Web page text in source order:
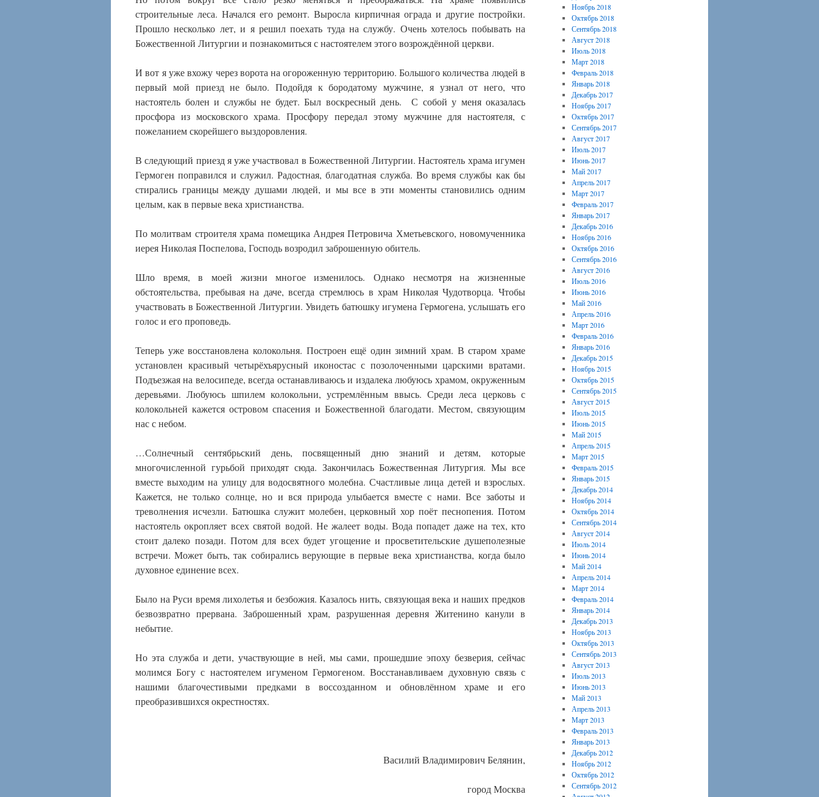
строительные леса. Начался его ремонт. Выросла кирпичная ограда и другие постройки.
Прошло несколько лет, и я решил поехать туда на службу. Очень хотелось побывать на
Божественной Литургии и познакомиться с настоятелем этого возрождённой церкви.
И вот я уже вхожу через ворота на огороженную территорию. Большого количества людей в
первый мой приезд не было. Подойдя к бородатому мужчине, я узнал от него, что
настоятель болен и службы не будет. Был воскресный день. С собой у меня оказалась
просфора из московского храма. Просфору передал этому мужчине для настоятеля, с
пожеланием скорейшего выздоровления.
В следующий приезд я уже участвовал в Божественной Литургии. Настоятель храма игумен
Гермоген поправился и служил. Радостная, благодатная служба. Во время службы как бы
стирались границы между душами людей, и мы все в эти моменты становились одним
целым, как в первые века христианства.
По молитвам строителя храма помещика Андрея Петровича Хметьевского, новомученника
иерея Николая Поспелова, Господь возродил заброшенную обитель.
Шло время, в моей жизни многое изменилось. Однако несмотря на жизненные
обстоятельства, пребывая на даче, всегда стремлюсь в храм Николая Чудотворца. Чтобы
участвовать в Божественной Литургии. Увидеть батюшку игумена Гермогена, услышать его
голос и его проповедь.
Теперь уже восстановлена колокольня. Построен ещё один зимний храм. В старом храме
установлен красивый четырёхъярусный иконостас с позолоченными царскими вратами.
Подъезжая на велосипеде, всегда останавливаюсь и издалека любуюсь храмом, окруженным
деревьями. Любуюсь шпилем колокольни, устремлённым ввысь. Среди леса церковь с
колокольней кажется островом спасения и Божественной благодати. Местом, связующим
нас с небом.
…Солнечный сентябрьский день, посвященный дню знаний и детям, которые
многочисленной гурьбой приходят сюда. Закончилась Божественная Литургия. Мы все
вместе выходим на улицу для водосвятного молебна. Счастливые лица детей и взрослых.
Кажется, не только солнце, но и вся природа улыбается вместе с нами. Все заботы и
треволнения исчезли. Батюшка служит молебен, церковный хор поёт песнопения. Потом
настоятель окропляет всех святой водой. Не жалеет воды. Вода попадет даже на тех, кто
стоит далеко позади. Потом для всех будет угощение и просветительские душеполезные
встречи. Может быть, так собирались верующие в первые века христианства, когда было
духовное единение всех.
Было на Руси время лихолетья и безбожия. Казалось нить, связующая века и наших предков
безвозвратно прервана. Заброшенный храм, разрушенная деревня Житенино канули в
небытие.
Но эта служба и дети, участвующие в ней, мы сами, прошедшие эпоху безверия, сейчас
молимся Богу с настоятелем игуменом Гермогеном. Восстанавливаем духовную связь с
нашими благочестивыми предками в воссозданном и обновлённом храме и его
преобразившихся окрестностях.
Василий Владимирович Белянин,
город Москва
Ноябрь 2018
Октябрь 2018
Сентябрь 2018
Август 2018
Июль 2018
Март 2018
Февраль 2018
Январь 2018
Декабрь 2017
Ноябрь 2017
Октябрь 2017
Сентябрь 2017
Август 2017
Июль 2017
Июнь 2017
Май 2017
Апрель 2017
Март 2017
Февраль 2017
Январь 2017
Декабрь 2016
Ноябрь 2016
Октябрь 2016
Сентябрь 2016
Август 2016
Июль 2016
Июнь 2016
Май 2016
Апрель 2016
Март 2016
Февраль 2016
Январь 2016
Декабрь 2015
Ноябрь 2015
Октябрь 2015
Сентябрь 2015
Август 2015
Июль 2015
Июнь 2015
Май 2015
Апрель 2015
Март 2015
Февраль 2015
Январь 2015
Декабрь 2014
Ноябрь 2014
Октябрь 2014
Сентябрь 2014
Август 2014
Июль 2014
Июнь 2014
Май 2014
Апрель 2014
Март 2014
Февраль 2014
Январь 2014
Декабрь 2013
Ноябрь 2013
Октябрь 2013
Сентябрь 2013
Август 2013
Июль 2013
Июнь 2013
Май 2013
Апрель 2013
Март 2013
Февраль 2013
Январь 2013
Декабрь 2012
Ноябрь 2012
Октябрь 2012
Сентябрь 2012